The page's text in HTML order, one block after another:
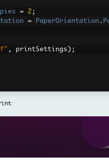
= 2 ;
= PaperOrientation .
, printSettings );